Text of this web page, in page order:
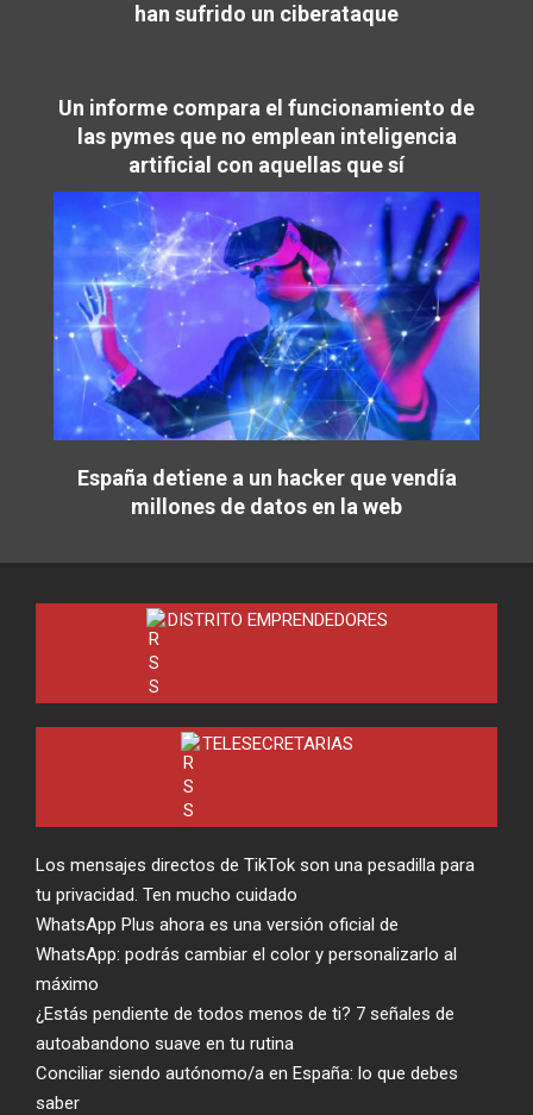
han sufrido un ciberataque
Un informe compara el funcionamiento de
las pymes que no emplean inteligencia
artificial con aquellas que sí
España detiene a un hacker que vendía
millones de datos en la web
DISTRITO EMPRENDEDORES
TELESECRETARIAS
Los mensajes directos de TikTok son una pesadilla para
tu privacidad. Ten mucho cuidado
WhatsApp Plus ahora es una versión oficial de
WhatsApp: podrás cambiar el color y personalizarlo al
máximo
¿Estás pendiente de todos menos de ti? 7 señales de
autoabandono suave en tu rutina
Conciliar siendo autónomo/a en España: lo que debes
saber